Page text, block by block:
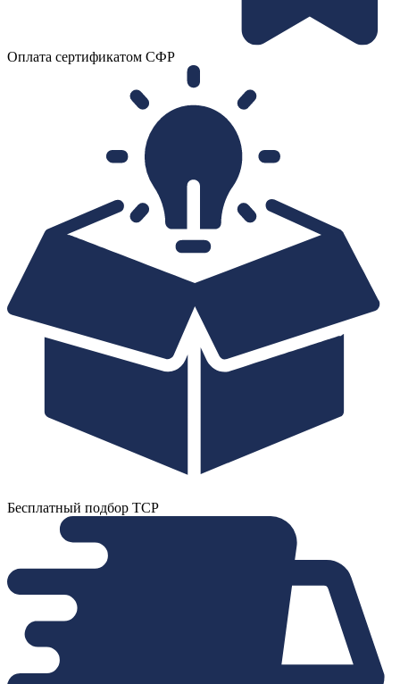
Оплата сертификатом СФР
Бесплатный подбор ТСР